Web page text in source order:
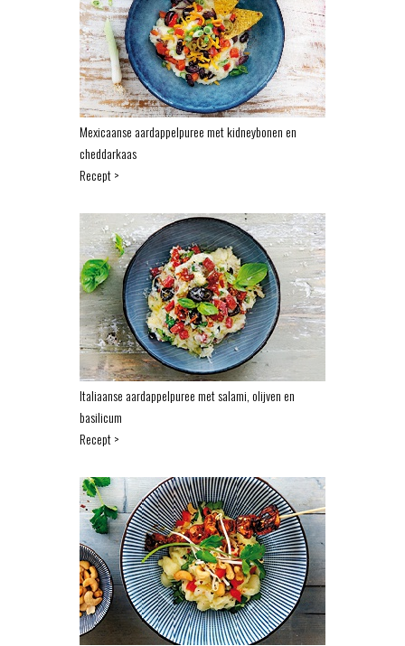
Mexicaanse aardappelpuree met kidneybonen en
cheddarkaas
Recept >
Italiaanse aardappelpuree met salami, olijven en
basilicum
Recept >